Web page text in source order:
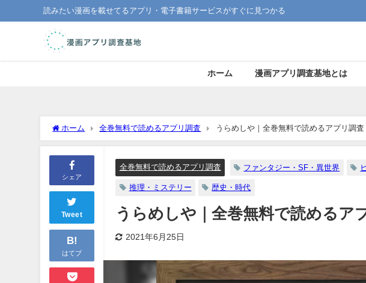
読みたい漫画を載せてるアプリ・電子書籍サービスがすぐに見つかる
ホーム 漫画アプリ調査基地とは
ホーム 全巻無料で読めるアプリ調査 うらめしや｜全巻無料で読めるアプリ調査
シェア
Tweet
B!
はてブ
全巻無料で読めるアプリ調査 ファンタジー・SF・異世界
推理・ミステリー 歴史・時代
うらめしや｜全巻無料で読めるア
2021年6月25日